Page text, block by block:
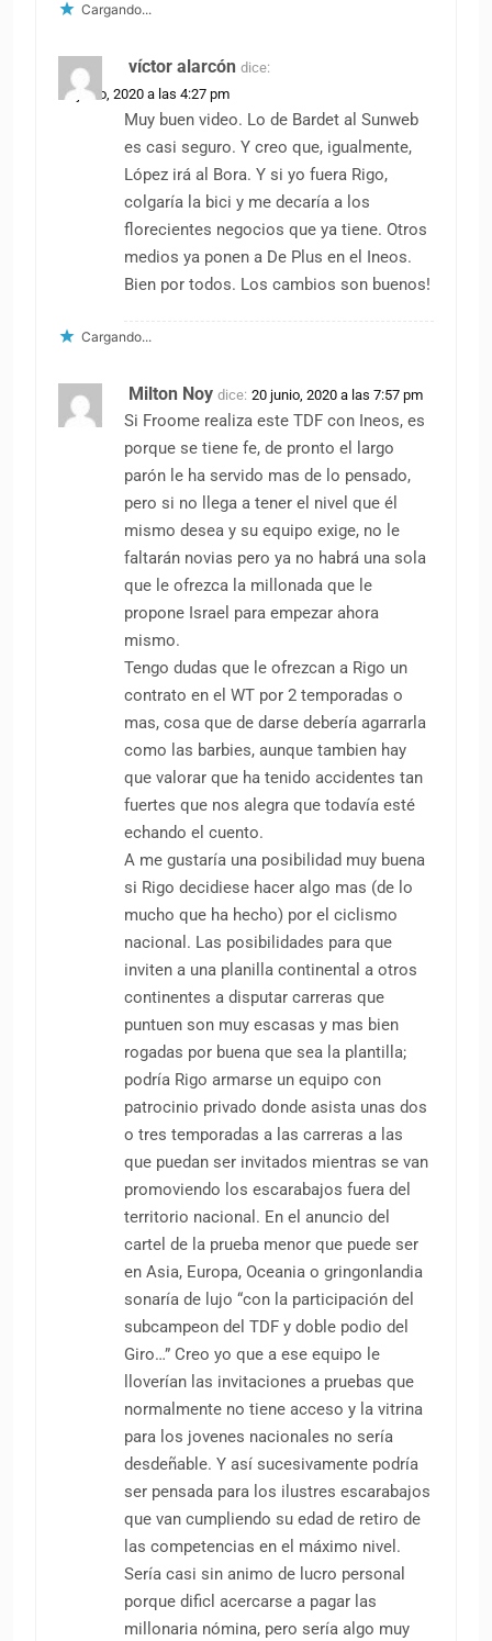
Cargando...
víctor alarcón dice:
20 junio, 2020 a las 4:27 pm
Muy buen video. Lo de Bardet al Sunweb
es casi seguro. Y creo que, igualmente,
López irá al Bora. Y si yo fuera Rigo,
colgaría la bici y me decaría a los
florecientes negocios que ya tiene. Otros
medios ya ponen a De Plus en el Ineos.
Bien por todos. Los cambios son buenos!
Cargando...
Milton Noy dice: 20 junio, 2020 a las 7:57 pm
Si Froome realiza este TDF con Ineos, es
porque se tiene fe, de pronto el largo
parón le ha servido mas de lo pensado,
pero si no llega a tener el nivel que él
mismo desea y su equipo exige, no le
faltarán novias pero ya no habrá una sola
que le ofrezca la millonada que le
propone Israel para empezar ahora
mismo.
Tengo dudas que le ofrezcan a Rigo un
contrato en el WT por 2 temporadas o
mas, cosa que de darse debería agarrarla
como las barbies, aunque tambien hay
que valorar que ha tenido accidentes tan
fuertes que nos alegra que todavía esté
echando el cuento.
A me gustaría una posibilidad muy buena
si Rigo decidiese hacer algo mas (de lo
mucho que ha hecho) por el ciclismo
nacional. Las posibilidades para que
inviten a una planilla continental a otros
continentes a disputar carreras que
puntuen son muy escasas y mas bien
rogadas por buena que sea la plantilla;
podría Rigo armarse un equipo con
patrocinio privado donde asista unas dos
o tres temporadas a las carreras a las
que puedan ser invitados mientras se van
promoviendo los escarabajos fuera del
territorio nacional. En el anuncio del
cartel de la prueba menor que puede ser
en Asia, Europa, Oceania o gringonlandia
sonaría de lujo “con la participación del
subcampeon del TDF y doble podio del
Giro…” Creo yo que a ese equipo le
lloverían las invitaciones a pruebas que
normalmente no tiene acceso y la vitrina
para los jovenes nacionales no sería
desdeñable. Y así sucesivamente podría
ser pensada para los ilustres escarabajos
que van cumpliendo su edad de retiro de
las competencias en el máximo nivel.
Sería casi sin animo de lucro personal
porque dificl acercarse a pagar las
millonaria nómina, pero sería algo muy